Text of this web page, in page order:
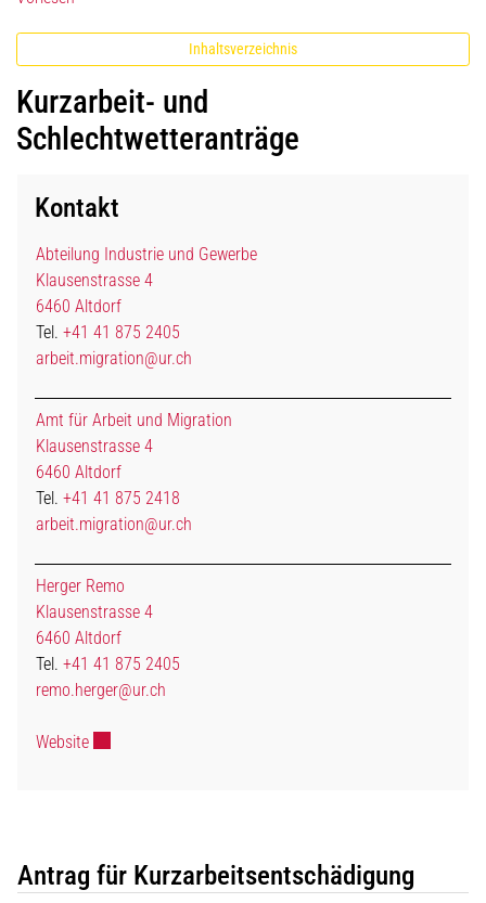
Inhaltsverzeichnis
Kurzarbeit- und
Schlechtwetteranträge
Kontakt
Abteilung Industrie und Gewerbe
Klausenstrasse 4
6460 Altdorf
Tel. +41 41 875 2405
arbeit.migration@ur.ch
Amt für Arbeit und Migration
Klausenstrasse 4
6460 Altdorf
Tel. +41 41 875 2418
arbeit.migration@ur.ch
Herger Remo
Klausenstrasse 4
6460 Altdorf
Tel. +41 41 875 2405
remo.herger@ur.ch
WebsiteExterner Link wird in einem neuen Fenster geöffnet.
Antrag für Kurzarbeitsentschädigung